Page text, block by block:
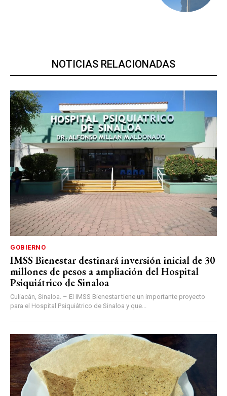
NOTICIAS RELACIONADAS
GOBIERNO
IMSS Bienestar destinará inversión inicial de 30
millones de pesos a ampliación del Hospital
Psiquiátrico de Sinaloa
Culiacán, Sinaloa. – El IMSS Bienestar tiene un importante proyecto
para el Hospital Psiquiátrico de Sinaloa y que...